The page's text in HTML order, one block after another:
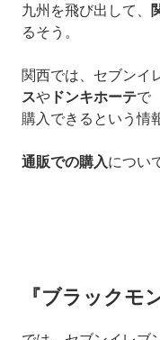
九州を飛び出して、
るそう。
関西では、 セブンイ
スや ドンキホーテで
購入できるという情
通販での購入につい
『ブラックモ